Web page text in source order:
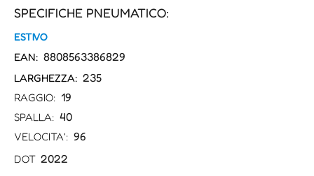
SPECIFICHE PNEUMATICO:
ESTIVO
EAN: 8808563386829
LARGHEZZA: 235
RAGGIO: 19
SPALLA: 40
VELOCITA': 96
DOT 2022